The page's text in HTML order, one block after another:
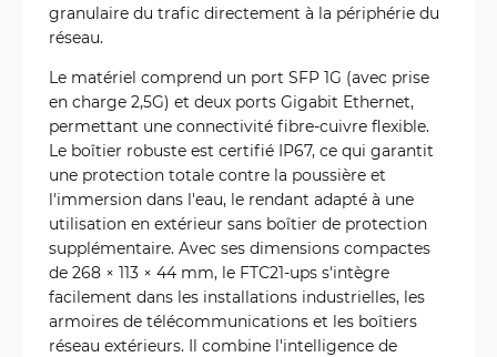
granulaire du trafic directement à la périphérie du
réseau.
Le matériel comprend un port SFP 1G (avec prise
en charge 2,5G) et deux ports Gigabit Ethernet,
permettant une connectivité fibre-cuivre flexible.
Le boîtier robuste est certifié IP67, ce qui garantit
une protection totale contre la poussière et
l'immersion dans l'eau, le rendant adapté à une
utilisation en extérieur sans boîtier de protection
supplémentaire. Avec ses dimensions compactes
de 268 × 113 × 44 mm, le FTC21-ups s'intègre
facilement dans les installations industrielles, les
armoires de télécommunications et les boîtiers
réseau extérieurs. Il combine l'intelligence de